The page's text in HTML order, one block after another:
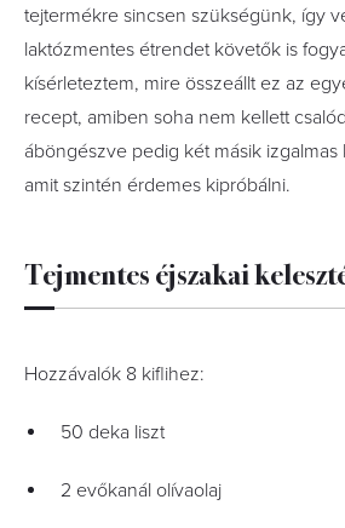
tejtermékre sincsen szükségünk, így
laktózmentes étrendet követők is
kísérleteztem, mire összeállt ez az
recept, amiben soha nem kellett
áböngészve pedig két másik izgalmas
amit szintén érdemes kipróbálni.
Tejmentes éjszakai
Hozzávalók 8 kiflihez:
50 deka liszt
2 evőkanál olívaolaj